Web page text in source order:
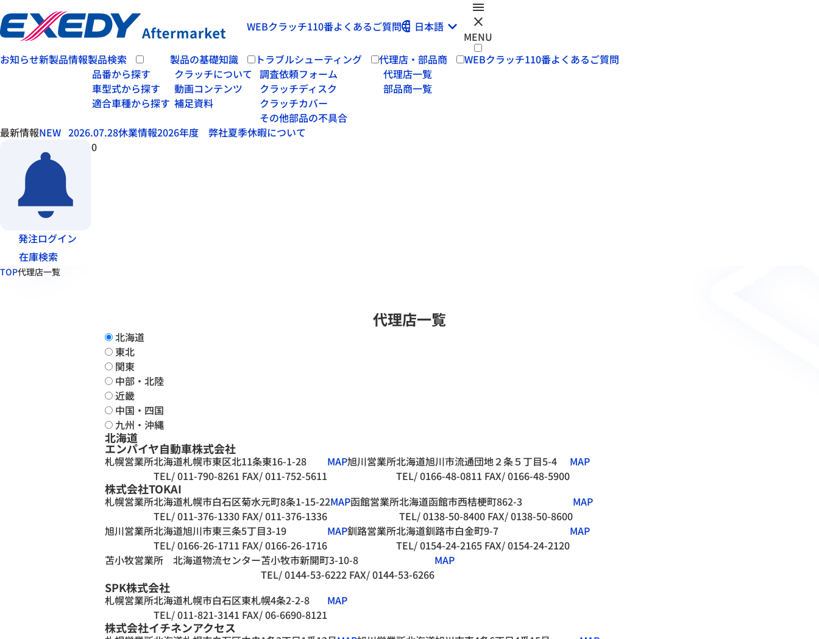
WEBクラッチ110番よくあるご質問 日本語
menu
close
MENU
お知らせ新製品情報製品検索
品番から探す
車型式から探す
適合車種から探す
製品の基礎知識
クラッチについて
動画コンテンツ
補足資料
トラブルシューティング
調査依頼フォーム
クラッチディスク
クラッチカバー
その他部品の不具合
代理店・部品商
代理店一覧
部品商一覧
WEBクラッチ110番よくあるご質問
最新情報NEW 2026.07.28休業情報2026年度 弊社夏季休暇について
0
発注ログイン
在庫検索
TOP代理店一覧
代理店一覧
北海道
東北
関東
中部・北陸
近畿
中国・四国
九州・沖縄
北海道
エンパイヤ自動車株式会社
札幌営業所北海道札幌市東区北11条東16-1-28
TEL/ 011-790-8261 FAX/ 011-752-5611
MAP旭川営業所北海道旭川市流通団地２条５丁目5-4
TEL/ 0166-48-0811 FAX/ 0166-48-5900
MAP
株式会社TOKAI
札幌営業所北海道札幌市白石区菊水元町8条1-15-22
TEL/ 011-376-1330 FAX/ 011-376-1336
MAP函館営業所北海道函館市西桔梗町862-3
TEL/ 0138-50-8400 FAX/ 0138-50-8600
MAP
旭川営業所北海道旭川市東三条5丁目3-19
TEL/ 0166-26-1711 FAX/ 0166-26-1716
MAP釧路営業所北海道釧路市白金町9-7
TEL/ 0154-24-2165 FAX/ 0154-24-2120
MAP
苫小牧営業所 北海道物流センター苫小牧市新開町3-10-8
TEL/ 0144-53-6222 FAX/ 0144-53-6266
MAP
SPK株式会社
札幌営業所北海道札幌市白石区東札幌4条2-2-8
TEL/ 011-821-3141 FAX/ 06-6690-8121
MAP
株式会社イチネンアクセス